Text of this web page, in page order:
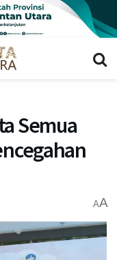
Semua
AA